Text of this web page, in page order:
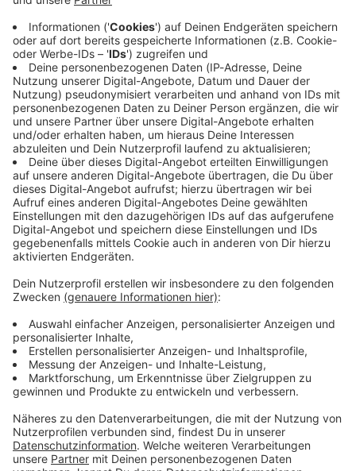
Immer auf dem Laufenden
bleiben!
Verpass' nichts mehr - mit unserem kostenlosen
ANTENNE BAYERN Newsletter. Ob Nachrichten,
Lifestyle oder unsere neuesten Aktionen - wir
informieren dich.
Zum Newsletter anmelden